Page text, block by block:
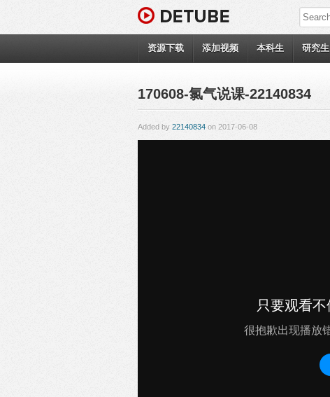
资源下载 添加视频 本科生 研究生
170608-氯气说课-22140834
Added by 22140834 on 2017-06-08